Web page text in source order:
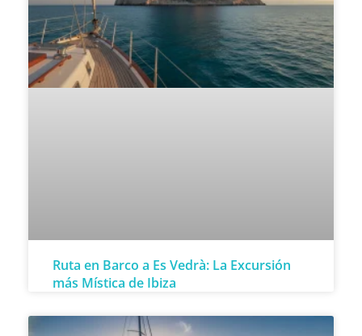
Ruta en Barco a Es Vedrà: La Excursión
más Mística de Ibiza